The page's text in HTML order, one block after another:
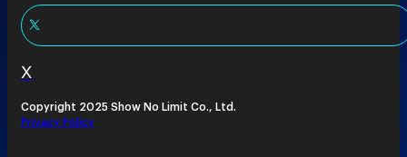
X
Copyright 2025 Show No Limit Co., Ltd.
Privacy Policy